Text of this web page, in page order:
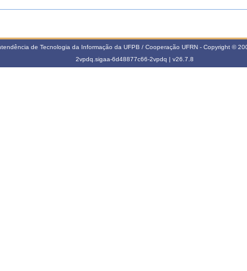
de Tecnologia da Informação da UFPB / Cooperação UFRN - Copyright ©
2vpdq.sigaa-6d48877c66-2vpdq | v26.7.8